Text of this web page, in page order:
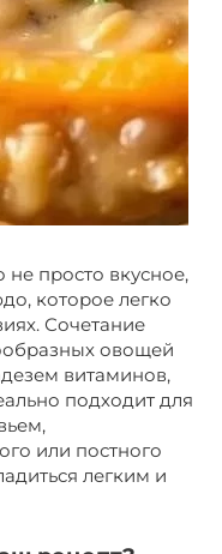
просто вкусное,
которое легко
Сочетание
овощей
витаминов,
подходит для
или постного
легким и